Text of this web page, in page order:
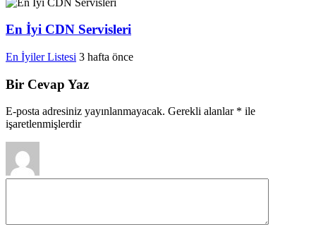
En İyi CDN Servisleri
En İyiler Listesi 3 hafta önce
Bir Cevap Yaz
E-posta adresiniz yayınlanmayacak. Gerekli alanlar * ile
işaretlenmişlerdir